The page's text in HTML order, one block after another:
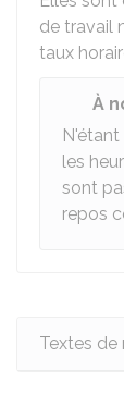
de travail
taux
À
N'étant
les
sont
repos
Textes de